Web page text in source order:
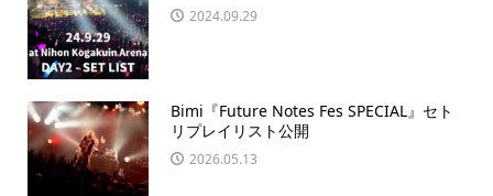
2024.09.29
Bimi『Future Notes Fes SPECIAL』セト
リプレイリスト公開
2026.05.13